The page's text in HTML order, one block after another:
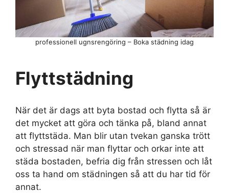
Flyttstädning
När det är dags att byta bostad och flytta så är
det mycket att göra och tänka på, bland annat
att flyttstäda. Man blir utan tvekan ganska trött
och stressad när man flyttar och orkar inte att
städa bostaden, befria dig från stressen och låt
oss ta hand om städningen så att du har tid för
annat.
professionell ugnsrengöring – Boka städning idag